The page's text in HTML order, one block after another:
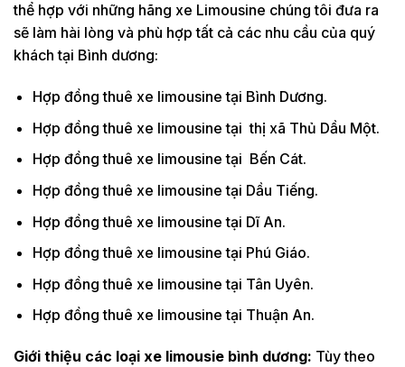
thể hợp với những hãng xe Limousine chúng tôi đưa ra
sẽ làm hài lòng và phù hợp tất cả các nhu cầu của quý
khách tại Bình dương:
Hợp đồng thuê xe limousine tại Bình Dương.
Hợp đồng thuê xe limousine tại thị xã Thủ Dầu Một.
Hợp đồng thuê xe limousine tại Bến Cát.
Hợp đồng thuê xe limousine tại Dầu Tiếng.
Hợp đồng thuê xe limousine tại Dĩ An.
Hợp đồng thuê xe limousine tại Phú Giáo.
Hợp đồng thuê xe limousine tại Tân Uyên.
Hợp đồng thuê xe limousine tại Thuận An.
Giới thiệu các loại xe limousie bình dương: Tùy theo